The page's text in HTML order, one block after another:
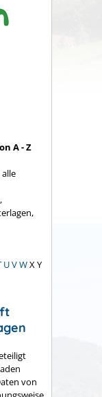
A - Z
UVWX Y
von